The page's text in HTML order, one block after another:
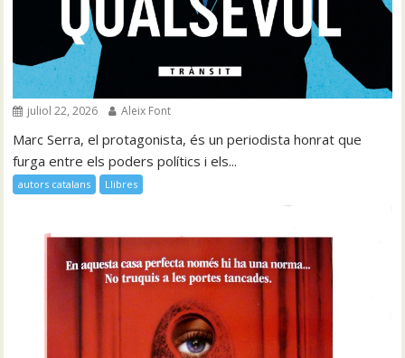
juliol 22, 2026 Aleix Font
Marc Serra, el protagonista, és un periodista honrat que
furga entre els poders polítics i els...
autors catalans Llibres